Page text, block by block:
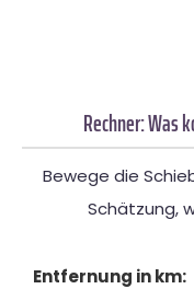
Rechner: Was
Bewege die
Schätzung,
Entfernung in km: